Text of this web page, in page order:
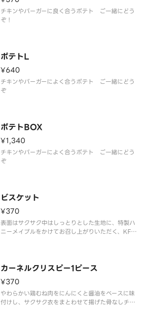
チキンやバーガーに良く合うポテト ご一緒にどう
ぞ！
ポテトL
¥640
チキンやバーガーによく合うポテト ご一緒にどう
ぞ
ポテトBOX
¥1,340
チキンやバーガーによく合うポテト ご一緒にどう
ぞ
ビスケット
¥370
表面はサクサク中はしっとりとした生地に、特製ハ
ニーメイプルをかけてお召し上がりいただく、KFC
カーネルクリスピー1ピース
¥370
やわらかい鶏むね肉をにんにくと醤油をベースに味
付けし、サクサク衣をまとわせて揚げた骨なしチキ